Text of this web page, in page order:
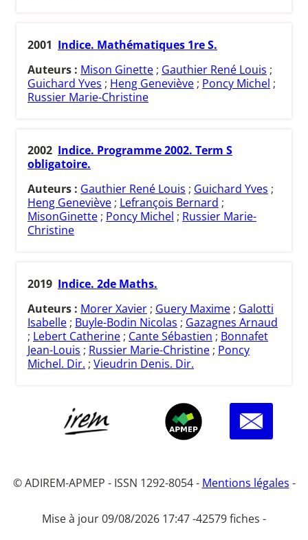
2001 Indice. Mathématiques 1re S.
Auteurs : Mison Ginette ; Gauthier René Louis ;
Guichard Yves ; Heng Geneviève ; Poncy Michel ;
Russier Marie-Christine
2002 Indice. Programme 2002. Term S
obligatoire.
Auteurs : Gauthier René Louis ; Guichard Yves ;
Heng Geneviève; Lefrançois Bernard ;
MisonGinette; Poncy Michel ; Russier Marie-
Christine
2019 Indice. 2de Maths.
Auteurs : Morer Xavier ; Guery Maxime ; Galotti
Isabelle ; Buyle-Bodin Nicolas ; Gazagnes Arnaud
; Lebert Catherine ; Cante Sébastien ; Bonnafet
Jean-Louis ; Russier Marie-Christine ; Poncy
Michel. Dir. ; Vieudrin Denis. Dir.
© ADIREM-APMEP - ISSN 1292-8054 - Mentions légales -
Mise à jour 09/08/2026 17:47 -42579 fiches -